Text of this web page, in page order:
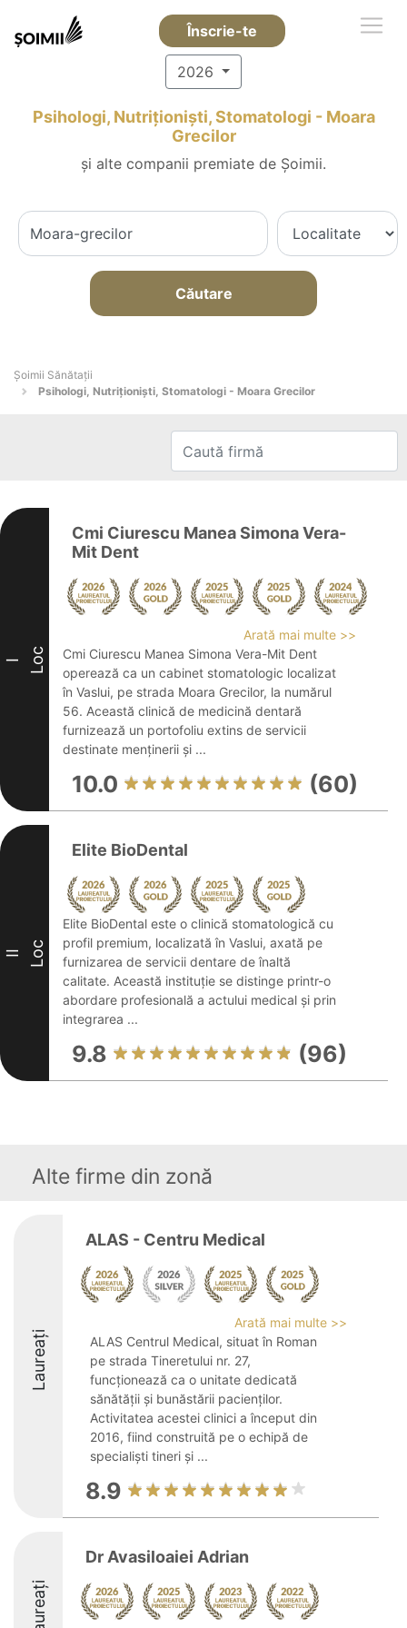
Înscrie-te
2026
Psihologi, Nutriționiști, Stomatologi - Moara
Grecilor
și alte companii premiate de Șoimii.
Căutare
Şoimii Sănătații
Psihologi, Nutriționiști, Stomatologi - Moara Grecilor
I Loc
Cmi Ciurescu Manea Simona Vera-
Mit Dent
Arată mai multe >>
Cmi Ciurescu Manea Simona Vera-Mit Dent
operează ca un cabinet stomatologic localizat
în Vaslui, pe strada Moara Grecilor, la numărul
56. Această clinică de medicină dentară
furnizează un portofoliu extins de servicii
destinate menținerii și ...
10.0 (60)
II Loc
Elite BioDental
Elite BioDental este o clinică stomatologică cu
profil premium, localizată în Vaslui, axată pe
furnizarea de servicii dentare de înaltă
calitate. Această instituție se distinge printr-o
abordare profesională a actului medical și prin
integrarea ...
9.8 (96)
Alte firme din zonă
Laureați
ALAS - Centru Medical
Arată mai multe >>
ALAS Centrul Medical, situat în Roman
pe strada Tineretului nr. 27,
funcționează ca o unitate dedicată
sănătății și bunăstării pacienților.
Activitatea acestei clinici a început din
2016, fiind construită pe o echipă de
specialiști tineri și ...
8.9
Laureați
Dr Avasiloaiei Adrian